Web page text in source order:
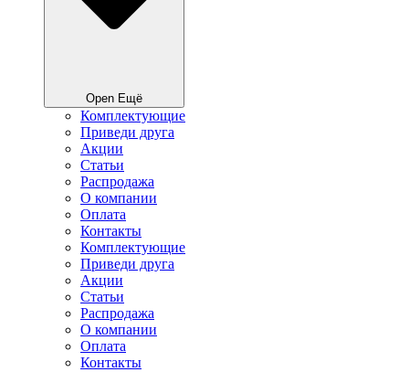
Open Ещё
Комплектующие
Приведи друга
Акции
Статьи
Распродажа
О компании
Оплата
Контакты
Комплектующие
Приведи друга
Акции
Статьи
Распродажа
О компании
Оплата
Контакты